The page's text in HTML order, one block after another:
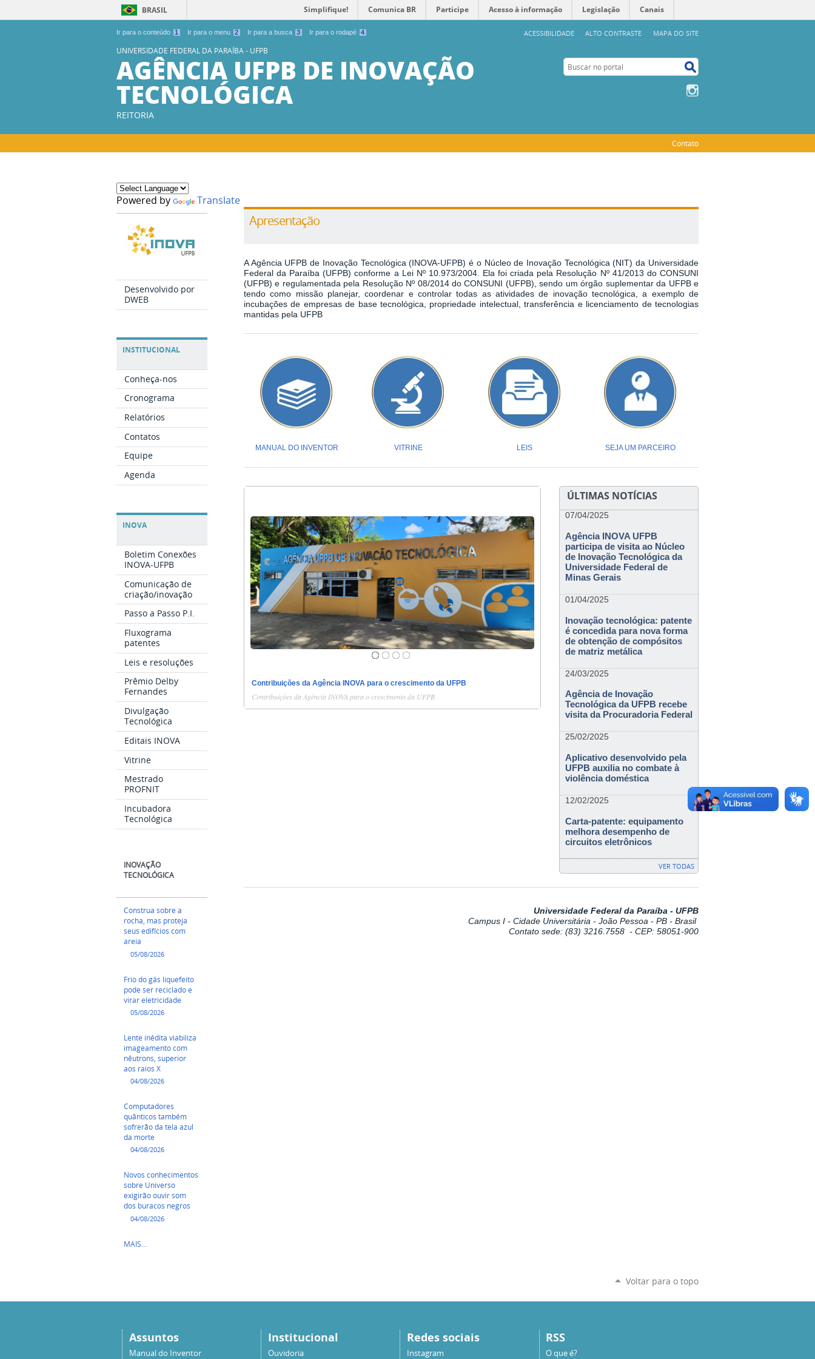
Ir para o conteúdo 1 Ir para o menu 2 Ir para a busca 3 Ir para o rodapé 4 ACESSIBILIDADE ALTO CONTRASTE MAPA DO SITE
BRASIL Simplifique! Comunica BR Participe Acesso à informação Legislação Canais
UNIVERSIDADE FEDERAL DA PARAÍBA - UFPB
AGÊNCIA UFPB DE INOVAÇÃO
TECNOLÓGICA
REITORIA
Buscar no portal
Contato
Powered by Translate
Desenvolvido por
DWEB
INSTITUCIONAL
Conheça-nos
Cronograma
Relatórios
Contatos
Equipe
Agenda
INOVA
Boletim Conexões
INOVA-UFPB
Comunicação de
criação/inovação
Passo a Passo P.I.
Fluxograma
patentes
Leis e resoluções
Prêmio Delby
Fernandes
Divulgação
Tecnológica
Editais INOVA
Vitrine
Mestrado
PROFNIT
Incubadora
Tecnológica
INOVAÇÃO
TECNOLÓGICA
Construa sobre a
rocha, mas proteja
seus edifícios com
areia
05/08/2026
Frio do gás liquefeito
pode ser reciclado e
virar eletricidade
05/08/2026
Lente inédita viabiliza
imageamento com
nêutrons, superior
aos raios X
04/08/2026
Computadores
quânticos também
sofrerão da tela azul
da morte
04/08/2026
Novos conhecimentos
sobre Universo
exigirão ouvir som
dos buracos negros
04/08/2026
INOVAÇÃO
MAIS…
Apresentação
A Agência UFPB de Inovação Tecnológica (INOVA-UFPB) é o Núcleo de Inovação Tecnológica (NIT) da Universidade
Federal da Paraíba (UFPB) conforme a Lei Nº 10.973/2004. Ela foi criada pela Resolução Nº 41/2013 do CONSUNI
(UFPB) e regulamentada pela Resolução Nº 08/2014 do CONSUNI (UFPB), sendo um órgão suplementar da UFPB e
tendo como missão planejar, coordenar e controlar todas as atividades de inovação tecnológica, a exemplo de
incubações de empresas de base tecnológica, propriedade intelectual, transferência e licenciamento de tecnologias
mantidas pela UFPB
MANUAL DO INVENTOR VITRINE LEIS SEJA UM PARCEIRO
Contribuições da Agência INOVA para o crescimento da UFPB
Contribuições da Agência INOVA para o crescimento da UFPB
ÚLTIMAS NOTÍCIAS
07/04/2025
Agência INOVA UFPB
participa de visita ao Núcleo
de Inovação Tecnológica da
Universidade Federal de
Minas Gerais
01/04/2025
Inovação tecnológica: patente
é concedida para nova forma
de obtenção de compósitos
de matriz metálica
24/03/2025
Agência de Inovação
Tecnológica da UFPB recebe
visita da Procuradoria Federal
25/02/2025
Aplicativo desenvolvido pela
UFPB auxilia no combate à
violência doméstica
12/02/2025
Carta-patente: equipamento
melhora desempenho de
circuitos eletrônicos
VER TODAS
Universidade Federal da Paraíba - UFPB
Campus I - Cidade Universitária - João Pessoa - PB - Brasil
Contato sede: (83) 3216.7558- CEP: 58051-900
Voltar para o topo
Assuntos
Manual do Inventor
Institucional
Ouvidoria
Redes sociais
Instagram
RSS
O que é?